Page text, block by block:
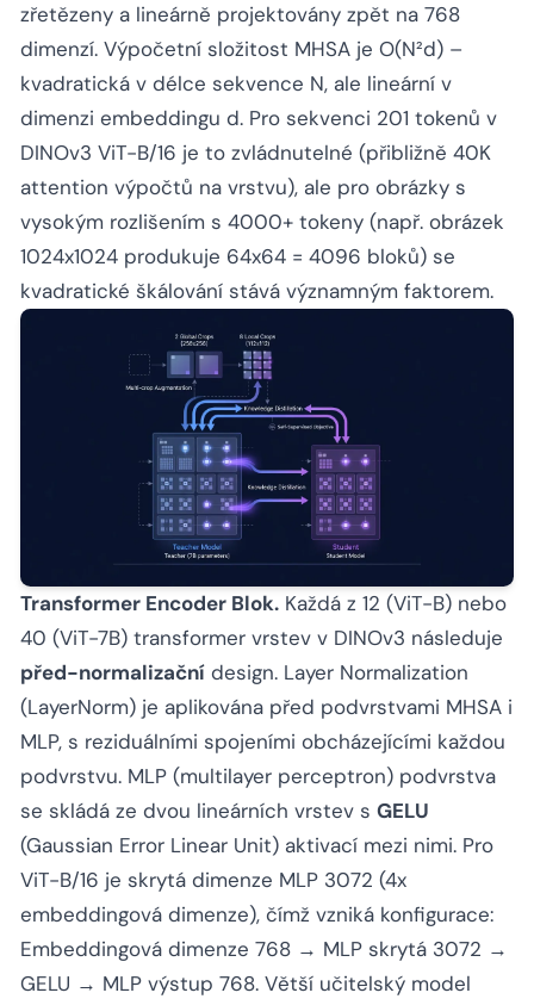
zřetězeny a lineárně projektovány zpět na 768
dimenzí. Výpočetní složitost MHSA je O(N²d) –
kvadratická v délce sekvence N, ale lineární v
dimenzi embeddingu d. Pro sekvenci 201 tokenů v
DINOv3 ViT-B/16 je to zvládnutelné (přibližně 40K
attention výpočtů na vrstvu), ale pro obrázky s
vysokým rozlišením s 4000+ tokeny (např. obrázek
1024x1024 produkuje 64x64 = 4096 bloků) se
kvadratické škálování stává významným faktorem.
Transformer Encoder Blok. Každá z 12 (ViT-B) nebo
40 (ViT-7B) transformer vrstev v DINOv3 následuje
před-normalizační design. Layer Normalization
(LayerNorm) je aplikována před podvrstvami MHSA i
MLP, s reziduálními spojeními obcházejícími každou
podvrstvu. MLP (multilayer perceptron) podvrstva
se skládá ze dvou lineárních vrstev s GELU
(Gaussian Error Linear Unit) aktivací mezi nimi. Pro
ViT-B/16 je skrytá dimenze MLP 3072 (4x
embeddingová dimenze), čímž vzniká konfigurace:
Embeddingová dimenze 768 → MLP skrytá 3072 →
GELU → MLP výstup 768. Větší učitelský model